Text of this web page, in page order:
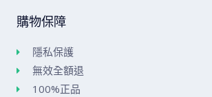
購物保障
隱私保護
無效全額退
100%正品